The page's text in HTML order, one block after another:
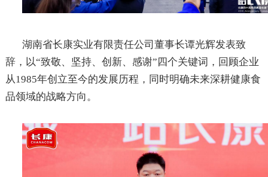
湖南省长康实业有限责任公司董事长谭光辉发表致
辞，以“致敬、坚持、创新、感谢”四个关键词，回顾企业
从1985年创立至今的发展历程，同时明确未来深耕健康食
品领域的战略方向。